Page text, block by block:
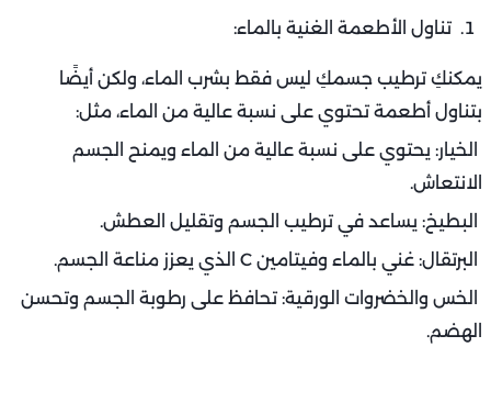
تناول الأطعمة الغنية بالماء:
يمكنكِ ترطيب جسمكِ ليس فقط بشرب الماء، ولكن أيضًا
بتناول أطعمة تحتوي على نسبة عالية من الماء، مثل:
الخيار: يحتوي على نسبة عالية من الماء ويمنح الجسم
الانتعاش.
البطيخ: يساعد في ترطيب الجسم وتقليل العطش.
البرتقال: غني بالماء وفيتامين C الذي يعزز مناعة الجسم.
الخس والخضروات الورقية: تحافظ على رطوبة الجسم وتحسن
الهضم.